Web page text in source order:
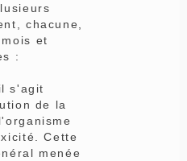
chacune,
et
:
s'agit
de la
Cette
menée